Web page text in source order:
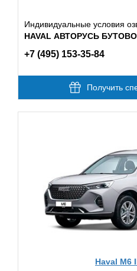
Индивидуальные условия
HAVAL АВТОРУСЬ БУТОВО
+7 (495) 153-35-84
Получить
Haval M6